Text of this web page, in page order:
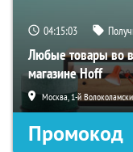
04:15:02
Любые товары во
магазине Hoff
Москва, 1-й
Промокод